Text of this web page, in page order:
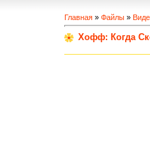
Главная» Файлы»
Хофф: Когда